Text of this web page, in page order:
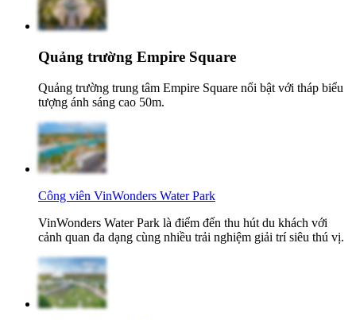
Quảng trường Empire Square
Quảng trường trung tâm Empire Square nổi bật với tháp biểu
tượng ánh sáng cao 50m.
Công viên VinWonders Water Park
VinWonders Water Park là điểm đến thu hút du khách với
cảnh quan đa dạng cùng nhiều trải nghiệm giải trí siêu thú vị.